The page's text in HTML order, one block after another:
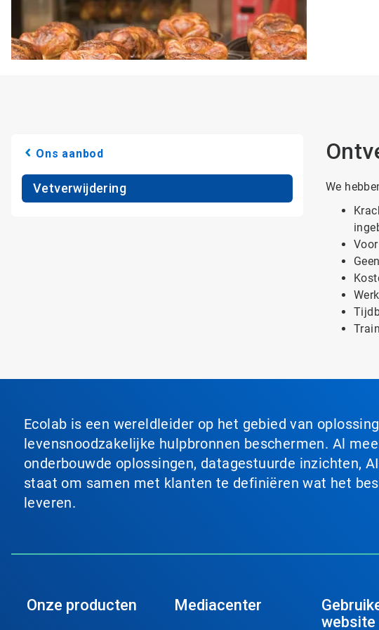
Ons aanbod
Vetverwijdering
We
Ecolab is een wereldleider op het gebied van
levensnoodzakelijke hulpbronnen beschermen. Al
onderbouwde oplossingen, datagestuurde inzichten,
staat om samen met klanten te definiëren wat het
leveren.
Onze producten Mediacenter
website